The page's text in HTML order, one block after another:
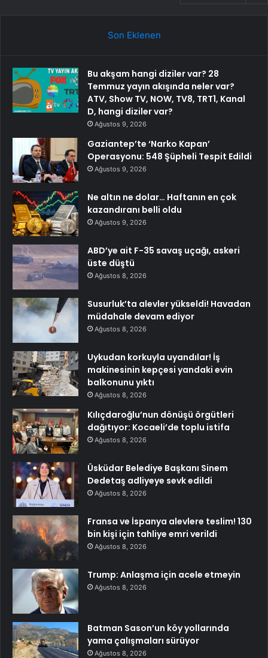
Son Eklenen
Bu akşam hangi diziler var? 28
Temmuz yayın akışında neler var?
ATV, Show TV, NOW, TV8, TRT1, Kanal
D, hangi diziler var?
Ağustos 9, 2026
Gaziantep’te ‘Narko Kapan’
Operasyonu: 548 Şüpheli Tespit Edildi
Ağustos 9, 2026
Ne altın ne dolar… Haftanın en çok
kazandıranı belli oldu
Ağustos 9, 2026
ABD’ye ait F-35 savaş uçağı, askeri
üste düştü
Ağustos 8, 2026
Susurluk’ta alevler yükseldi! Havadan
müdahale devam ediyor
Ağustos 8, 2026
Uykudan korkuyla uyandılar! İş
makinesinin kepçesi yandaki evin
balkonunu yıktı
Ağustos 8, 2026
Kılıçdaroğlu’nun dönüşü örgütleri
dağıtıyor: Kocaeli’de toplu istifa
Ağustos 8, 2026
Üsküdar Belediye Başkanı Sinem
Dedetaş adliyeye sevk edildi
Ağustos 8, 2026
Fransa ve İspanya alevlere teslim! 130
bin kişi için tahliye emri verildi
Ağustos 8, 2026
Trump: Anlaşma için acele etmeyin
Ağustos 8, 2026
Batman Sason’un köy yollarında
yama çalışmaları sürüyor
Ağustos 8, 2026